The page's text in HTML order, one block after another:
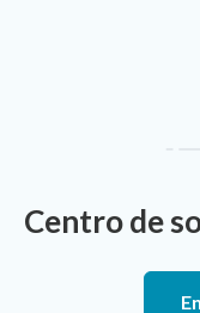
Centro de